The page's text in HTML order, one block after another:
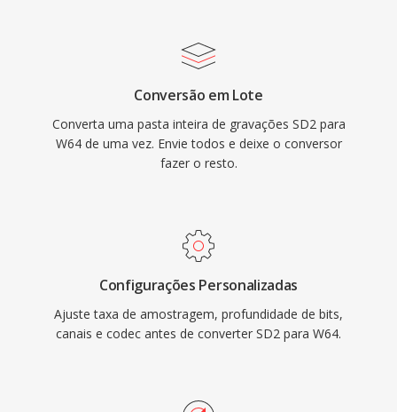
concertos ao vivo é aquisicao de dados
estações de trabalho de áudio digital
profissional fornecem suporte nativo ao W64
para importação é exportação perfeitas. Para
confiabilidade é simplicidade do WAV sem a
Conversão em Lote
Converta uma pasta inteira de gravações SD2 para
W64 de uma vez. Envie todos e deixe o conversor
fazer o resto.
Configurações Personalizadas
Ajuste taxa de amostragem, profundidade de bits,
canais e codec antes de converter SD2 para W64.